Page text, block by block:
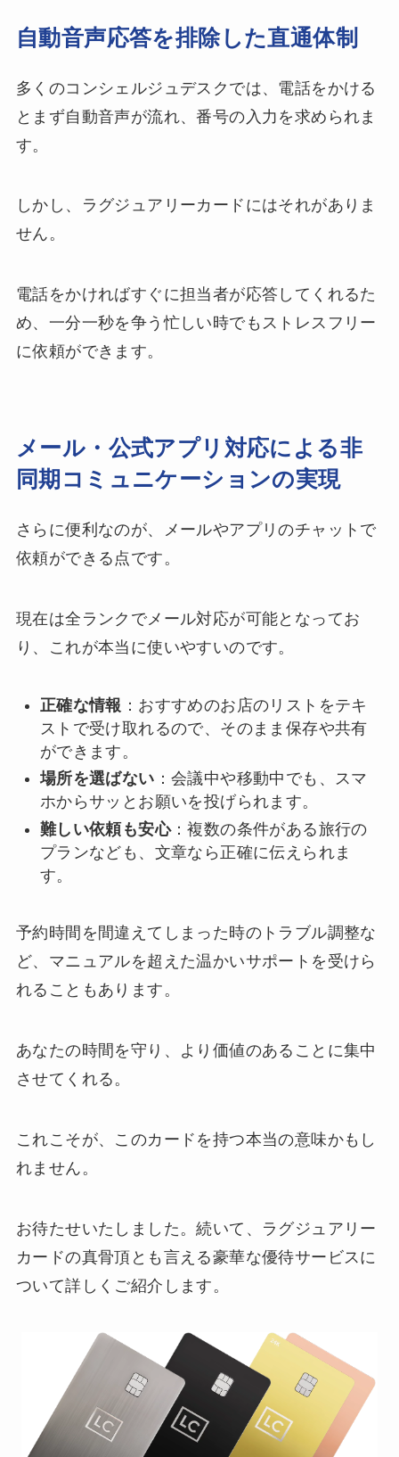
自動音声応答を排除した直通体制
多くのコンシェルジュデスクでは、電話をかける
とまず自動音声が流れ、番号の入力を求められま
す。
しかし、ラグジュアリーカードにはそれがありま
せん。
電話をかければすぐに担当者が応答してくれるた
め、一分一秒を争う忙しい時でもストレスフリー
に依頼ができます。
メール・公式アプリ対応による非
同期コミュニケーションの実現
さらに便利なのが、メールやアプリのチャットで
依頼ができる点です。
現在は全ランクでメール対応が可能となってお
り、これが本当に使いやすいのです。
正確な情報 ：おすすめのお店のリストをテキ
ストで受け取れるので、そのまま保存や共有
ができます。
場所を選ばない ：会議中や移動中でも、スマ
ホからサッとお願いを投げられます。
難しい依頼も安心：複数の条件がある旅行の
プランなども、文章なら正確に伝えられま
す。
予約時間を間違えてしまった時のトラブル調整な
ど、マニュアルを超えた温かいサポートを受けら
れることもあります。
あなたの時間を守り、より価値のあることに集中
させてくれる。
これこそが、このカードを持つ本当の意味かもし
れません。
お待たせいたしました。続いて、ラグジュアリー
カードの真骨頂とも言える豪華な優待サービスに
ついて詳しくご紹介します。